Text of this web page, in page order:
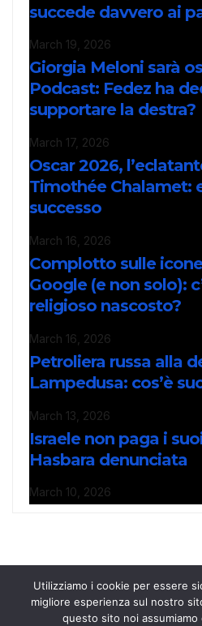
succede davvero ai
March 19, 2026
Giorgia Meloni sarà
Podcast: Fedez ha
supportare la destra?
March 17, 2026
Oscar 2026,
Timothée Chalamet:
successo
March 16, 2026
Complotto sulle
Google (e non solo):
religioso nascosto?
March 16, 2026
Petroliera russa alla
Lampedusa: cos’è
March 13, 2026
Israele non paga i
Hasbara denunciata
March 10, 2026
Utilizziamo i cookie per essere
migliore esperienza sul nostro
questo sito noi